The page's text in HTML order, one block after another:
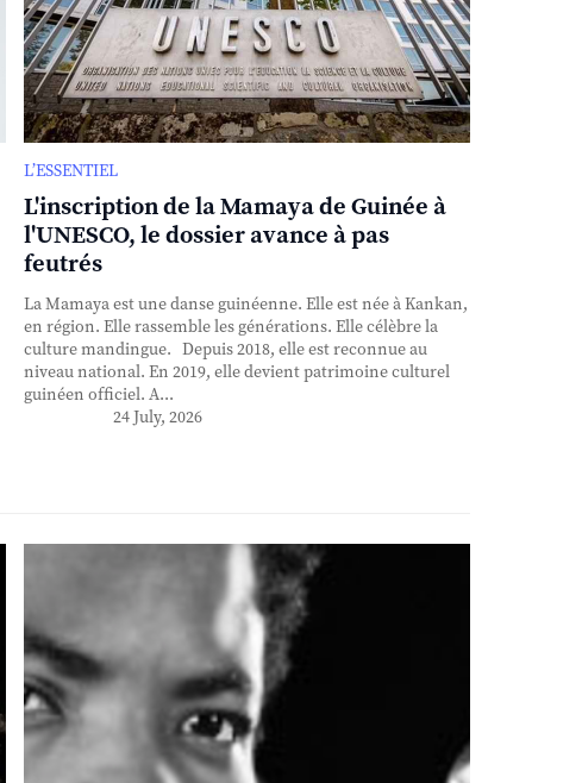
L’ESSENTIEL
L'inscription de la Mamaya de Guinée à
l'UNESCO, le dossier avance à pas
feutrés
La Mamaya est une danse guinéenne. Elle est née à Kankan,
en région. Elle rassemble les générations. Elle célèbre la
culture mandingue. Depuis 2018, elle est reconnue au
niveau national. En 2019, elle devient patrimoine culturel
guinéen officiel. A...
24 July, 2026